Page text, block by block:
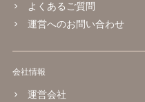
よくあるご質問
運営へのお問い合わせ
会社情報
運営会社